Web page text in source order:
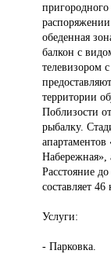
обеденная
балкон с
телевизором
территории
Поблизости
рыбалку.
Расстояние
составляет 46
Услуги:
- Парковка.